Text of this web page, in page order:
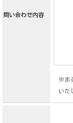
問い合わせ内容
※ま
いた